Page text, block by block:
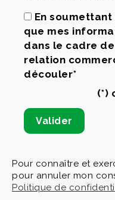
En
que mes
dans le cadre
relation
découler*
(*)
Pour connaître et
pour annuler mon
Politique de